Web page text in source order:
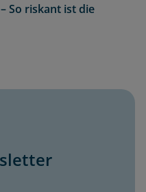
So riskant ist die